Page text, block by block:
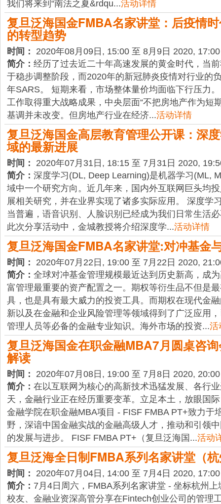
我们将来到“南法之夏&rdqu...活动详情
复旦泛海国金FMBA名家讲堂：后疫情
的转型趋势
时间：
2020年08月09日, 15:00 至 8月9日 2020,
简介： 经历了过去近二十年高速发展的黄金时代，当
于稳步调整阶段，而2020年的新冠肺炎疫情对行业的
年SARS。 短期来看，市场整体量价均面临下行压力
工作取得重大战略成果，中央层面“不把房地产作为短
基调并未改变。但房地产行业在经济...活动详情
复旦泛海国金高层教育管理公开课：深
域的最新进展
时间：
2020年07月31日, 18:15 至 7月31日 2020,
简介： 深度学习(DL, Deep Learning)是机器学习(ML,
域中一个研究方向。近几年来，国内外互联网巨头均
展相关研究，并在业界实现了诸多实际应用。 深度学
当普遍，语音识别、人脸识别已经成为我们日常生活
此次分享活动中，金城教授将介绍深度学...活动详情
复旦泛海国金FMBA名家讲堂:对冲基金
时间：
2020年07月22日, 19:00 至 7月22日 2020,
简介： 全球对冲基金管理规模最近达到历史新高，成
富管理最重要的资产配置之一。期权等衍生品不但是
具，也是具有最大威力的投资工具。而期权在现代金
新以及在金融和企业风险管理等领域得到了广泛应用
管理人员等必备的金融专业知识。海外市场的投资...活
复旦泛海国金在职金融MBA7月圆桌咨
解读
时间：
2020年07月08日, 19:00 至 7月8日 2020,
简介： 在以互联网为核心的高新技术迅猛发展、各行
天，金融行业正在经历重要变革。立足本土，放眼国
金融学院在职金融MBA项目 - FISF FMBA PT+致力于
野，深谙中国金融实战的金融高级人才，推动和引领
的发展与进步。 FISF FMBA PT+（复旦泛海国...活动
复旦泛海全日制FMBA系列名家讲堂（
时间：
2020年07月04日, 14:00 至 7月4日 2020,
简介： 7月4日周六，FMBA系列名家讲堂 - 坐标杭州
校友、金融业资深高管分享在Fintech创业公司的管理